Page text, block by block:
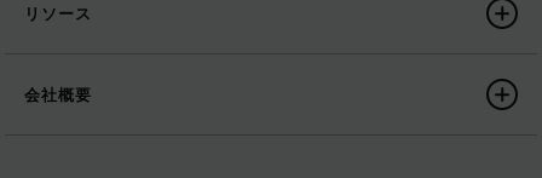
リソース
会社概要